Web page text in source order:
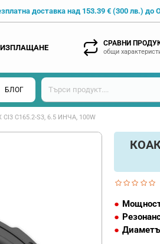
доставка над 153.39 € (300 лв.) до
СРАВНИ
общи
БЛОГ
C165.2-S3, 6.5 ИНЧА, 100W